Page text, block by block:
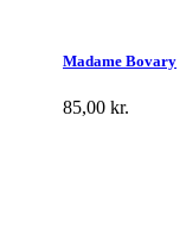
Madame Bovary
85,00 kr.